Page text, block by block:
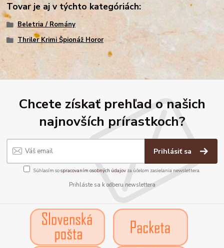
Tovar je aj v týchto kategóriách:
Beletria / Romány
Thriler Krimi Špionáž Horor
Chcete získať prehľad o našich
najnovších prírastkoch?
Prihlásiť sa
Súhlasím sospracovaním osobných údajov za účelom zasielania newslettera.
Prihláste sa k odberu newslettera